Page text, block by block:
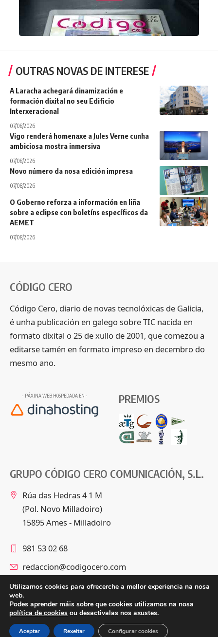
OUTRAS NOVAS DE INTERESE
A Laracha achegará dinamización e
formación dixital no seu Edificio
Interxeracional
07/08/2026
Vigo renderá homenaxe a Jules Verne cunha
ambiciosa mostra inmersiva
07/08/2026
Novo número da nosa edición impresa
07/08/2026
O Goberno reforza a información en liña
sobre a eclipse con boletíns específicos da
AEMET
07/08/2026
CÓDIGO CERO
Código Cero, diario de novas tecnolóxicas de Galicia,
é unha publicación en galego sobre TIC nacida en
formato dixital o 25 de xullo de 2001, que comezou a
editarse tamén en formato impreso en decembro do
mesmo ano.
- PÁXINA WEB HOSPEDADA EN - PREMIOS
GRUPO CÓDIGO CERO COMUNICACIÓN, S.L.
Rúa das Hedras 4 1 M
(Pol. Novo Milladoiro)
15895 Ames - Milladoiro
981 53 02 68
redaccion@codigocero.com
Síguenos
© Grupo Código Cero Comunicación, S.L. – Política de privacidade
Utilizamos cookies para ofrecerche a mellor experiencia na nosa
web.
Podes aprender máis sobre que cookies utilizamos na nosa
política de cookies ou desactivalas nos axustes.
Aceptar Rexeitar Configurar cookies